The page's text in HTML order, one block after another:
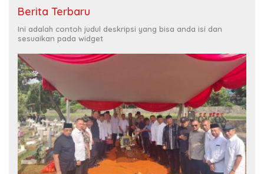
Berita Terbaru
Ini adalah contoh judul deskripsi yang bisa anda isi dan
sesuaikan pada widget